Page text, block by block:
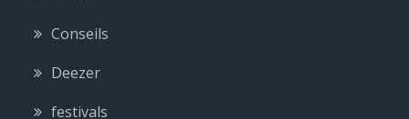
Conseils
Deezer
festivals